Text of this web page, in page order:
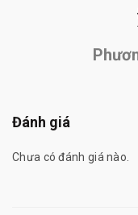
Đánh giá
Chưa có đánh giá nào.